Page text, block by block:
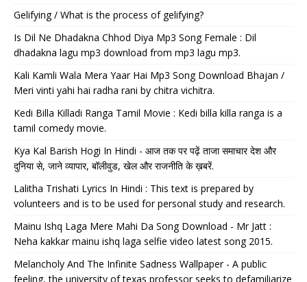
Gelifying / What is the process of gelifying?
Is Dil Ne Dhadakna Chhod Diya Mp3 Song Female : Dil
dhadakna lagu mp3 download from mp3 lagu mp3.
Kali Kamli Wala Mera Yaar Hai Mp3 Song Download Bhajan /
Meri vinti yahi hai radha rani by chitra vichitra.
Kedi Billa Killadi Ranga Tamil Movie : Kedi billa killa ranga is a
tamil comedy movie.
Kya Kal Barish Hogi In Hindi - आज तक पर पढ़ें ताजा समाचार देश और
दुनिया से, जाने व्यापार, बॉलीवुड, खेल और राजनीति के ख़बरें.
Lalitha Trishati Lyrics In Hindi : This text is prepared by
volunteers and is to be used for personal study and research.
Mainu Ishq Laga Mere Mahi Da Song Download - Mr Jatt :
Neha kakkar mainu ishq laga selfie video latest song 2015.
Melancholy And The Infinite Sadness Wallpaper - A public
feeling, the university of texas professor seeks to defamiliarize